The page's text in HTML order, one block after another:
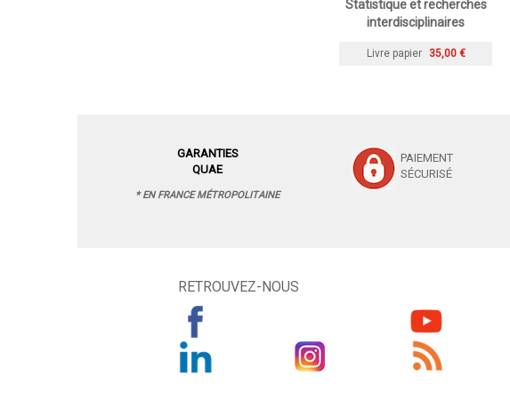
Statistique et recherches
interdisciplinaires
Livre papier 35,00 €
GARANTIES
QUAE
* EN FRANCE MÉTROPOLITAINE
PAIEMENT
SÉCURISÉ
RETROUVEZ-NOUS